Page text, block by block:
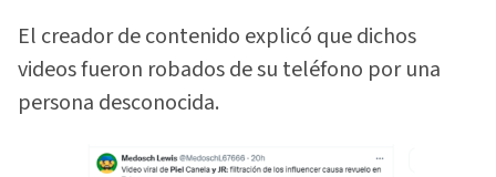
El creador de contenido explicó que dichos
videos fueron robados de su teléfono por una
persona desconocida.